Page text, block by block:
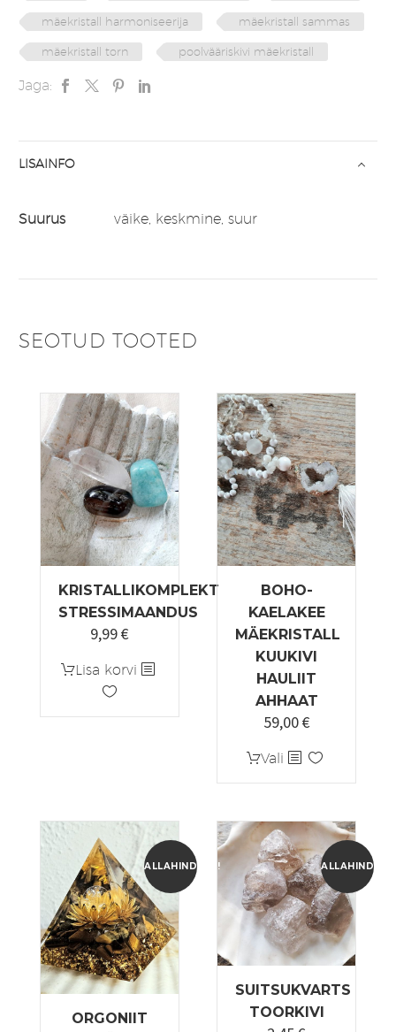
mäekristall harmoniseerija mäekristall sammas
mäekristall torn poolvääriskivi mäekristall
Jaga:
LISAINFO
Suurus väike, keskmine, suur
SEOTUD TOOTED
KRISTALLIKOMPLEKT
STRESSIMAANDUS
9,99€
Lisa korvi
BOHO-
KAELAKEE
MÄEKRISTALL
KUUKIVI
HAULIIT
AHHAAT
59,00€
Vali Sellel
tootel
mitu
varianti.
Valikuid
saab
teha
tootelehel.
ALLAHINDLUS!
ORGONIIT
ALLAHINDLUS!
SUITSUKVARTS
TOORKIVI